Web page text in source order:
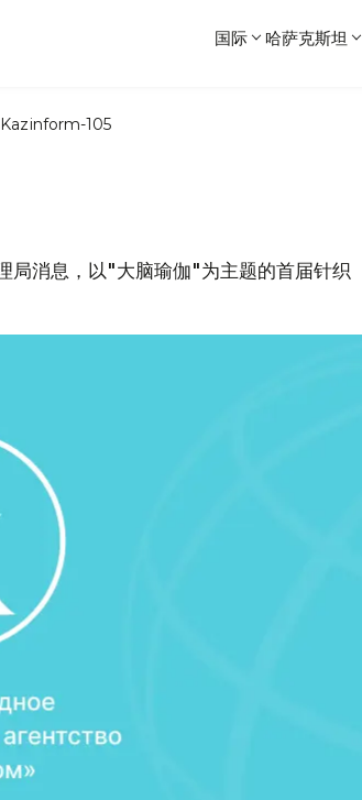
国际 哈萨克斯坦
Kazinform-105
局消息，以"大脑瑜伽"为主题的首届针织